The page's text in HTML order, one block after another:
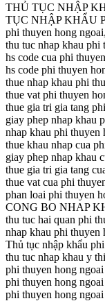
THỦ TỤC NHẬP
TỤC NHẬP KHẨU
phi thuyen hong ngoai,
thu tuc nhap khau phi
hs code cua phi
hs code phi thuyen
thue nhap khau phi
thue vat phi thuyen
thue gia tri gia tang
giay phep nhap khau
nhap khau phi thuyen
thue khau nhap cua
giay phep nhap khau
thue gia tri gia tang
thue vat cua phi
phan loai phi thuyen
CONG BO NHAP
thu tuc hai quan phi
nhap khau phi thuyen
Thủ tục nhập khẩu
thu tuc nhap khau y
phi thuyen hong
phi thuyen hong
phi thuyen hong